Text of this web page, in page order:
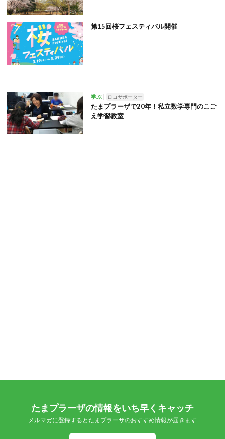
第15回桜フェスティバル開催
学ぶ ロコサポーター
たまプラーザで20年！私立数学専門のこご
え学習教室
たまプラーザの情報をいち早くキャッチ
メルマガに登録するとたまプラーザのおすすめ情報が届きます